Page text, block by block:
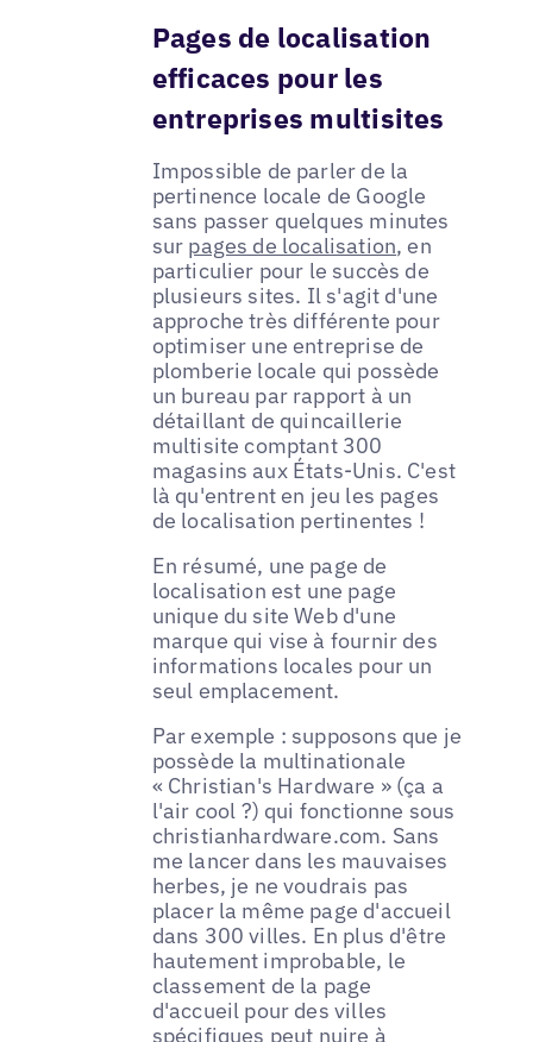
Pages de localisation
efficaces pour les
entreprises multisites
Impossible de parler de la
pertinence locale de Google
sans passer quelques minutes
sur pages de localisation, en
particulier pour le succès de
plusieurs sites. Il s'agit d'une
approche très différente pour
optimiser une entreprise de
plomberie locale qui possède
un bureau par rapport à un
détaillant de quincaillerie
multisite comptant 300
magasins aux États-Unis. C'est
là qu'entrent en jeu les pages
de localisation pertinentes !
En résumé, une page de
localisation est une page
unique du site Web d'une
marque qui vise à fournir des
informations locales pour un
seul emplacement.
Par exemple : supposons que je
possède la multinationale
« Christian's Hardware » (ça a
l'air cool ?) qui fonctionne sous
christianhardware.com. Sans
me lancer dans les mauvaises
herbes, je ne voudrais pas
placer la même page d'accueil
dans 300 villes. En plus d'être
hautement improbable, le
classement de la page
d'accueil pour des villes
spécifiques peut nuire à